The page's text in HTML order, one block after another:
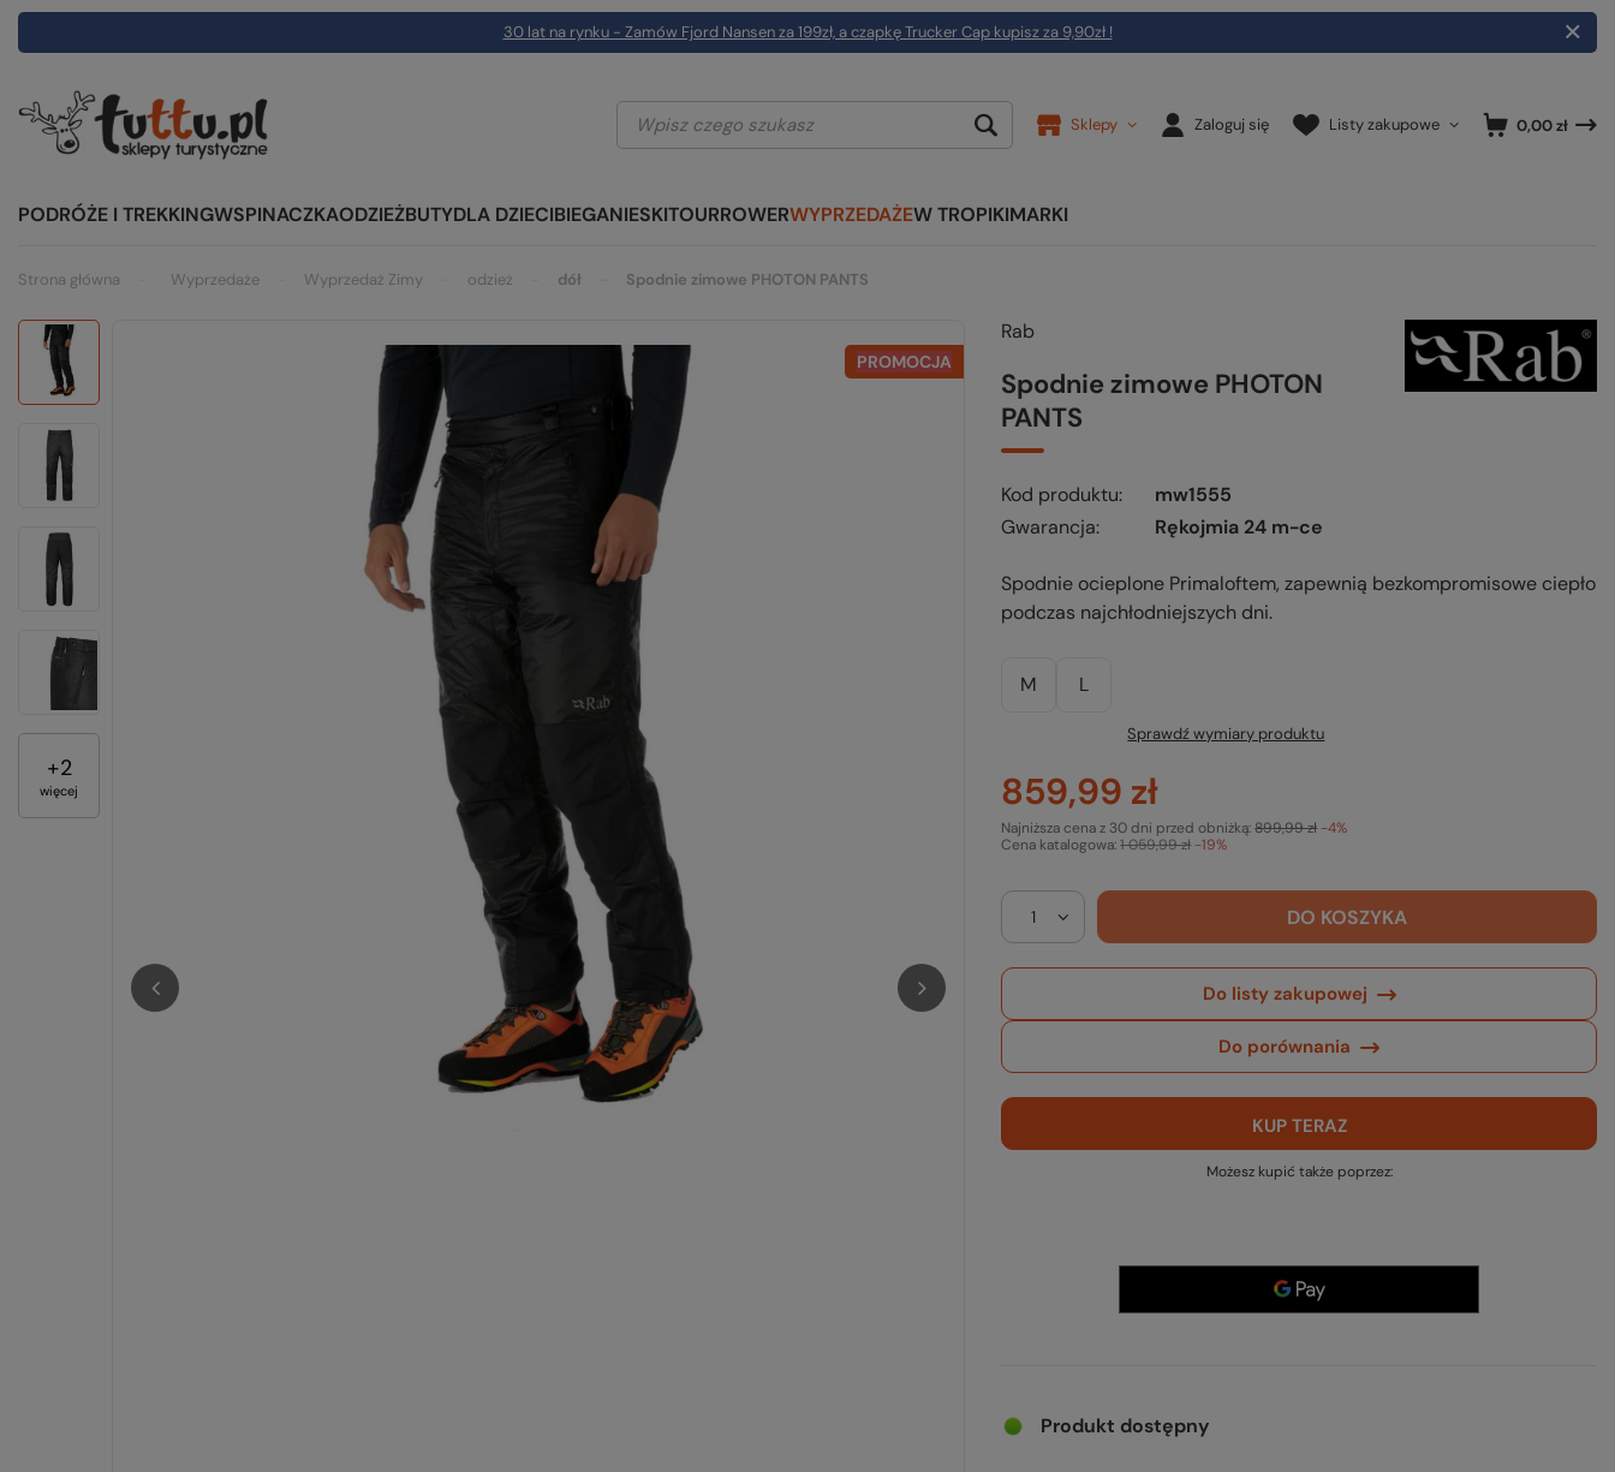
30 lat na rynku - Zamów Fjord Nansen za 199zł, a czapkę Trucker Cap kupisz za 9,90zł !
Sklepy Zaloguj się Listy zakupowe 0,00 zł
PODRÓŻE I TREKKINGWSPINACZKAODZIEŻBUTYDLA DZIECIBIEGANIESKITOURROWERWYPRZEDAŻEW TROPIKIMARKI
Strona główna Wyprzedaże Wyprzedaż Zimy odzież dół Spodnie zimowe PHOTON PANTS
+2
więcej
PROMOCJA
Rab
Spodnie zimowe PHOTON
PANTS
Kod produktu
mw1555
Gwarancja
Rękojmia 24 m-ce
Spodnie ocieplone Primaloftem, zapewnią bezkompromisowe ciepło
podczas najchłodniejszych dni.
M L
Sprawdź wymiary produktu
859,99 zł
Cena katalogowa:1 059,99 zł -19%
Najniższa cena z 30 dni przed obniżką:899,99 zł -4%
DO KOSZYKA
Do listy zakupowej
Do porównania
KUP TERAZ
Możesz kupić także poprzez:
Produkt dostępny